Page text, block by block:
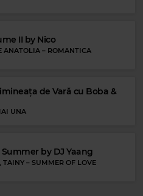
II by Nico
ANATOLIA – ROMANTICA
de Vară cu Boba &
UNA
Summer by DJ Yaang
TAINY – SUMMER OF LOVE